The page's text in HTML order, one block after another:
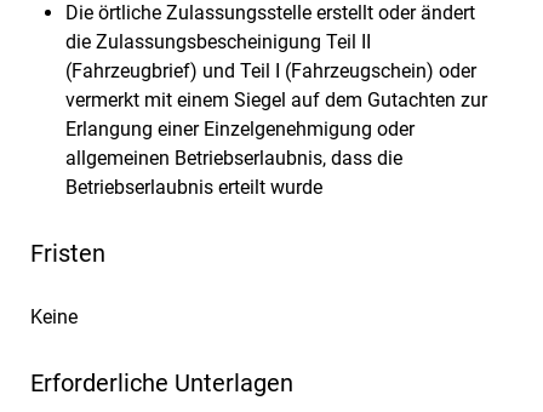
Die örtliche Zulassungsstelle erstellt oder ändert
die Zulassungsbescheinigung Teil II
(Fahrzeugbrief) und Teil I (Fahrzeugschein) oder
vermerkt mit einem Siegel auf dem Gutachten zur
Erlangung einer Einzelgenehmigung oder
allgemeinen Betriebserlaubnis, dass die
Betriebserlaubnis erteilt wurde
Fristen
Keine
Erforderliche Unterlagen